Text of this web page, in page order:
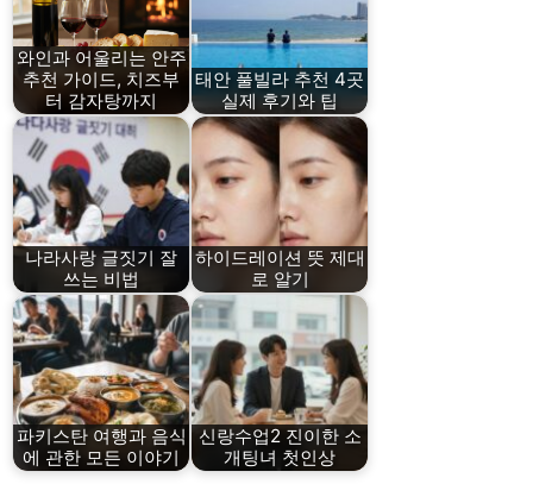
와인과 어울리는 안주
추천 가이드, 치즈부
터 감자탕까지
태안 풀빌라 추천 4곳
실제 후기와 팁
나라사랑 글짓기 잘
쓰는 비법
하이드레이션 뜻 제대
로 알기
파키스탄 여행과 음식
에 관한 모든 이야기
신랑수업2 진이한 소
개팅녀 첫인상